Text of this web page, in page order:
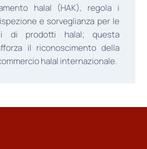
halal (HAK), regola i
e sorveglianza per le
di prodotti halal; questa
il riconoscimento della
halal internazionale.